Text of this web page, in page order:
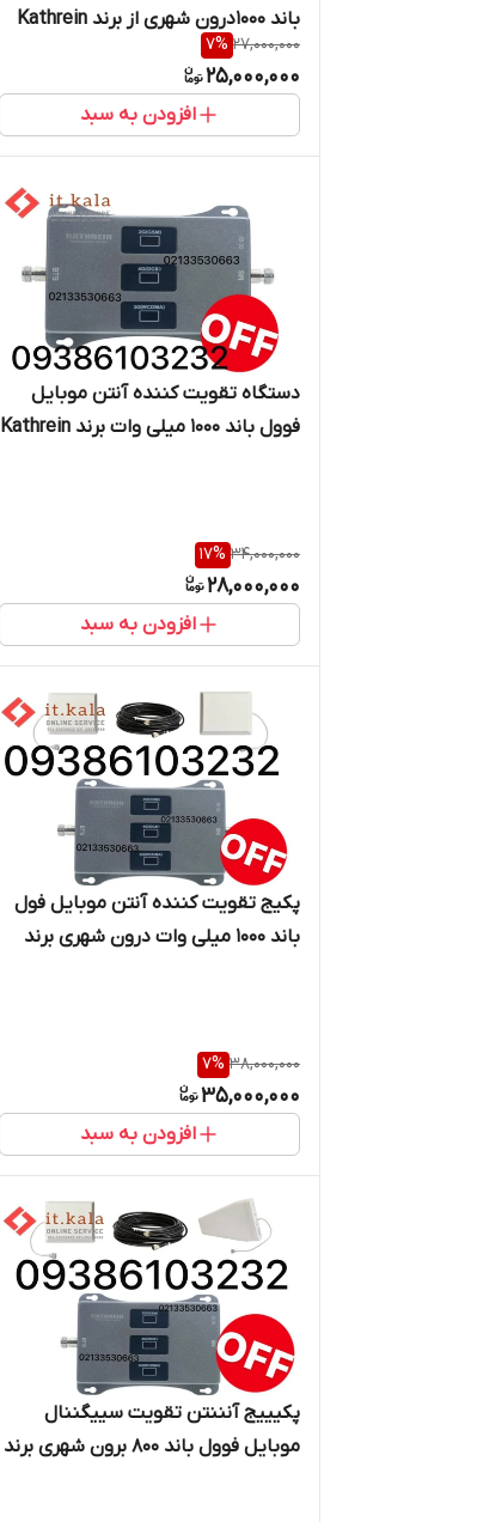
باند 1000درون شهری از برند Kathrein
27,000,000
7%
25,000,000
افزودن به سبد
دستگاه تقویت کننده آنتن موبایل
فوول باند ۱۰۰۰ میلی وات برند Kathrein
34,000,000
17%
28,000,000
افزودن به سبد
پکیج تقویت کننده آنتن موبایل فول
باند ۱۰۰۰ میلی وات درون شهری برند
38,000,000
7%
35,000,000
افزودن به سبد
پکیییج آنننتن تقویت سییگننال
موبایل فوول باند ۸۰۰ برون شهری برند